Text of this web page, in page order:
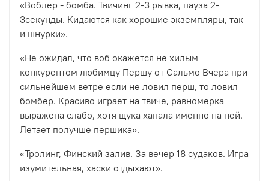
«Воблер - бомба. Твичинг 2-3 рывка, пауза 2-
3секунды. Кидаются как хорошие экземпляры, так
и шнурки».
«Не ожидал, что воб окажется не хилым
конкурентом любимцу Першу от Сальмо Вчера при
сильнейшем ветре если не ловил перш, то ловил
бомбер. Красиво играет на твиче, равномерка
выражена слабо, хотя щука хапала именно на ней.
Летает получше першика».
«Тролинг, Финский залив. За вечер 18 судаков. Игра
изумительная, хаски отдыхают».